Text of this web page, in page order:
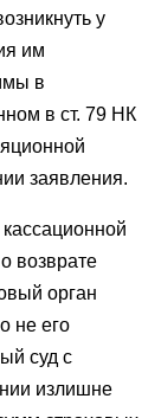
у
им
в
в ст. 79 НК
заявления.
возврате
орган
не его
суд с
излишне